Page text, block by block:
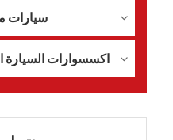
سيارات
اكسسوارات السيارة